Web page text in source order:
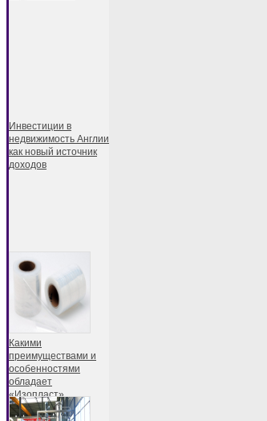
Инвестиции в
недвижимость Англии
как новый источник
доходов
Какими
преимуществами и
особенностями
обладает
«Изопласт»